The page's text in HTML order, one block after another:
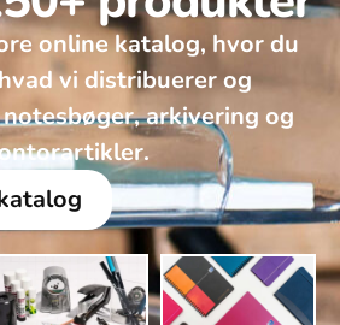
online katalog, hvor du
vi distribuerer og
arkivering og